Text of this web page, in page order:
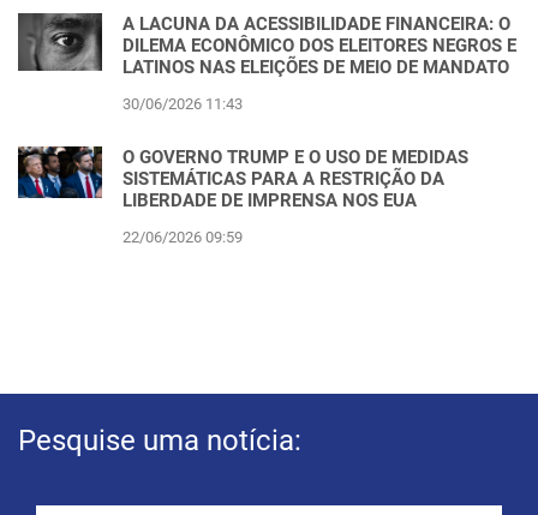
A LACUNA DA ACESSIBILIDADE FINANCEIRA: O
DILEMA ECONÔMICO DOS ELEITORES NEGROS E
LATINOS NAS ELEIÇÕES DE MEIO DE MANDATO
30/06/2026 11:43
O GOVERNO TRUMP E O USO DE MEDIDAS
SISTEMÁTICAS PARA A RESTRIÇÃO DA
LIBERDADE DE IMPRENSA NOS EUA
22/06/2026 09:59
Pesquise uma notícia: